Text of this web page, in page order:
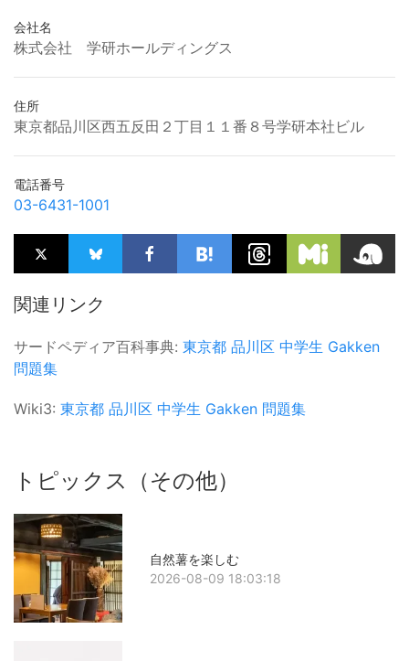
会社名
株式会社 学研ホールディングス
住所
東京都品川区西五反田２丁目１１番８号学研本社ビル
電話番号
03-6431-1001
関連リンク
サードペディア百科事典: 東京都 品川区 中学生 Gakken
問題集
Wiki3: 東京都 品川区 中学生 Gakken 問題集
トピックス（その他）
自然薯を楽しむ
2026-08-09 18:03:18